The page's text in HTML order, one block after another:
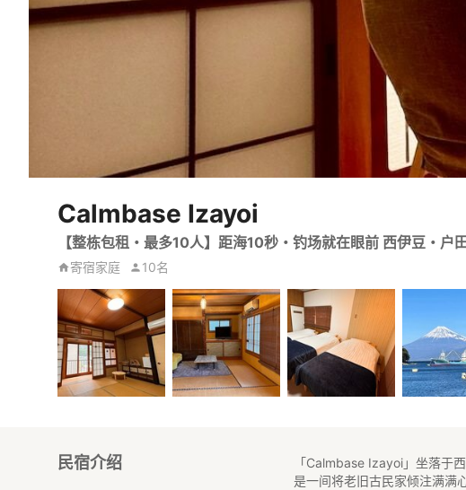
Calmbase Izayoi
【整栋包租・最多10人】距海10秒・钓场就在眼前 西伊豆・户
寄宿家庭 10名
民宿介绍
「Calmbase Izayoi」坐落于
是一间将老旧古民家倾注满满